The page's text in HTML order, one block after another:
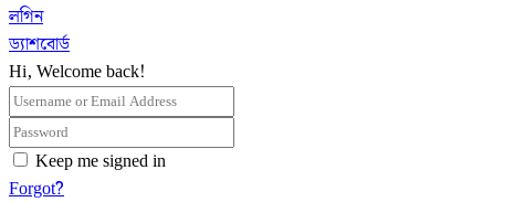
লগিন
ড্যাশবোর্ড
Hi, Welcome back!
Keep me signed in
Forgot?